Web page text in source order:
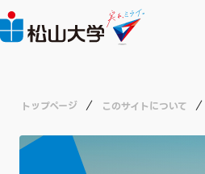
トップページ このサイトについて